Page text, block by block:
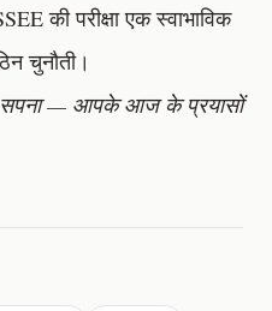
की परीक्षा एक स्वाभाविक
चुनौती।
— आपके आज के प्रयासों